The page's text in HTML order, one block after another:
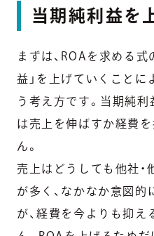
当期純利益を
まずは、ROAを求める式
益」を上げていくことに
う考え方です。当期純利
は売上を伸ばすか経費
ん。
売上はどうしても他社・
が多く、なかなか意図
が、経費を今よりも抑え